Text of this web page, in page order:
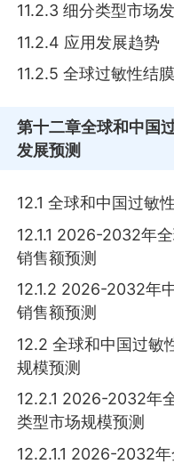
11.2.3 细分类型市场
11.2.4 应用发展趋势
11.2.5 全球过敏性结
第十二章全球和中国
发展预测
12.1 全球和中国过敏
12.1.1 2026-2032年
销售额预测
12.1.2 2026-2032年
销售额预测
12.2 全球和中国过敏
规模预测
12.2.1 2026-2032年
类型市场规模预测
12.2.1.1 2026-2032